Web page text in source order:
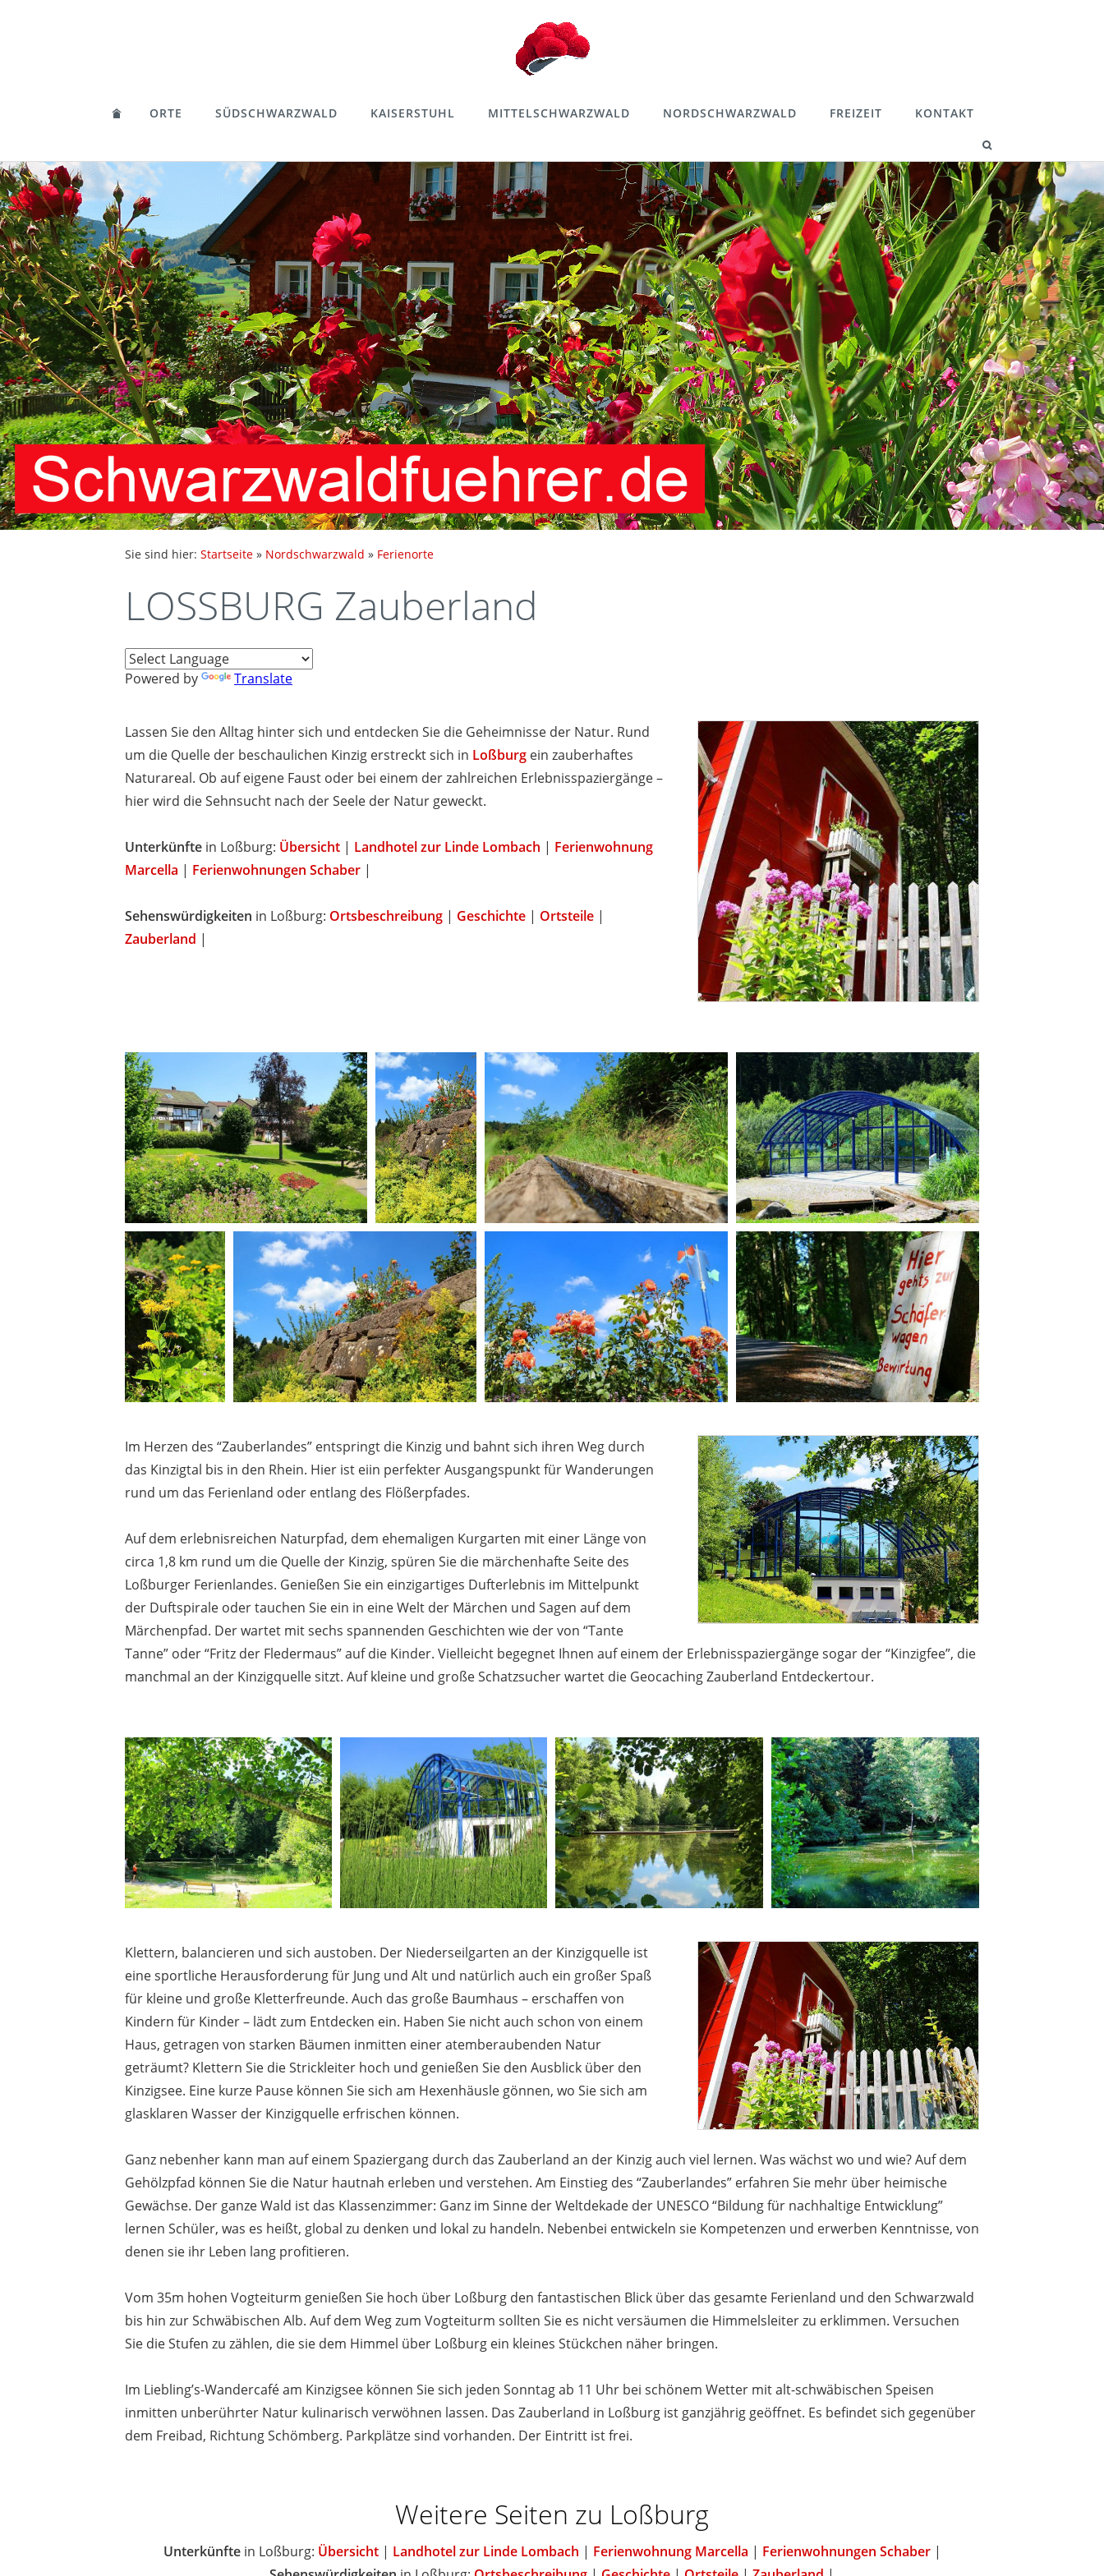
ORTE SÜDSCHWARZWALD KAISERSTUHL MITTELSCHWARZWALD NORDSCHWARZWALD FREIZEIT KONTAKT
Sie sind hier: Startseite » Nordschwarzwald » Ferienorte
LOSSBURG Zauberland
Powered by Translate
Lassen Sie den Alltag hinter sich und entdecken Sie die Geheimnisse der Natur. Rund
um die Quelle der beschaulichen Kinzig erstreckt sich in Loßburg ein zauberhaftes
Naturareal. Ob auf eigene Faust oder bei einem der zahlreichen Erlebnisspaziergänge –
hier wird die Sehnsucht nach der Seele der Natur geweckt.
Unterkünfte in Loßburg: Übersicht | Landhotel zur Linde Lombach | Ferienwohnung
Marcella | Ferienwohnungen Schaber |
Sehenswürdigkeiten in Loßburg: Ortsbeschreibung | Geschichte | Ortsteile |
Zauberland |
Im Herzen des “Zauberlandes” entspringt die Kinzig und bahnt sich ihren Weg durch
das Kinzigtal bis in den Rhein. Hier ist eiin perfekter Ausgangspunkt für Wanderungen
rund um das Ferienland oder entlang des Flößerpfades.
Auf dem erlebnisreichen Naturpfad, dem ehemaligen Kurgarten mit einer Länge von
circa 1,8 km rund um die Quelle der Kinzig, spüren Sie die märchenhafte Seite des
Loßburger Ferienlandes. Genießen Sie ein einzigartiges Dufterlebnis im Mittelpunkt
der Duftspirale oder tauchen Sie ein in eine Welt der Märchen und Sagen auf dem
Märchenpfad. Der wartet mit sechs spannenden Geschichten wie der von “Tante
Tanne” oder “Fritz der Fledermaus” auf die Kinder. Vielleicht begegnet Ihnen auf einem der Erlebnisspaziergänge sogar der “Kinzigfee”, die
manchmal an der Kinzigquelle sitzt. Auf kleine und große Schatzsucher wartet die Geocaching Zauberland Entdeckertour.
Klettern, balancieren und sich austoben. Der Niederseilgarten an der Kinzigquelle ist
eine sportliche Herausforderung für Jung und Alt und natürlich auch ein großer Spaß
für kleine und große Kletterfreunde. Auch das große Baumhaus – erschaffen von
Kindern für Kinder – lädt zum Entdecken ein. Haben Sie nicht auch schon von einem
Haus, getragen von starken Bäumen inmitten einer atemberaubenden Natur
geträumt? Klettern Sie die Strickleiter hoch und genießen Sie den Ausblick über den
Kinzigsee. Eine kurze Pause können Sie sich am Hexenhäusle gönnen, wo Sie sich am
glasklaren Wasser der Kinzigquelle erfrischen können.
Ganz nebenher kann man auf einem Spaziergang durch das Zauberland an der Kinzig auch viel lernen. Was wächst wo und wie? Auf dem
Gehölzpfad können Sie die Natur hautnah erleben und verstehen. Am Einstieg des “Zauberlandes” erfahren Sie mehr über heimische
Gewächse. Der ganze Wald ist das Klassenzimmer: Ganz im Sinne der Weltdekade der UNESCO “Bildung für nachhaltige Entwicklung”
lernen Schüler, was es heißt, global zu denken und lokal zu handeln. Nebenbei entwickeln sie Kompetenzen und erwerben Kenntnisse, von
denen sie ihr Leben lang profitieren.
Vom 35m hohen Vogteiturm genießen Sie hoch über Loßburg den fantastischen Blick über das gesamte Ferienland und den Schwarzwald
bis hin zur Schwäbischen Alb. Auf dem Weg zum Vogteiturm sollten Sie es nicht versäumen die Himmelsleiter zu erklimmen. Versuchen
Sie die Stufen zu zählen, die sie dem Himmel über Loßburg ein kleines Stückchen näher bringen.
Im Liebling’s-Wandercafé am Kinzigsee können Sie sich jeden Sonntag ab 11 Uhr bei schönem Wetter mit alt-schwäbischen Speisen
inmitten unberührter Natur kulinarisch verwöhnen lassen. Das Zauberland in Loßburg ist ganzjährig geöffnet. Es befindet sich gegenüber
dem Freibad, Richtung Schömberg. Parkplätze sind vorhanden. Der Eintritt ist frei.
Weitere Seiten zu Loßburg
Unterkünfte in Loßburg: Übersicht| Landhotel zur Linde Lombach | Ferienwohnung Marcella | Ferienwohnungen Schaber|